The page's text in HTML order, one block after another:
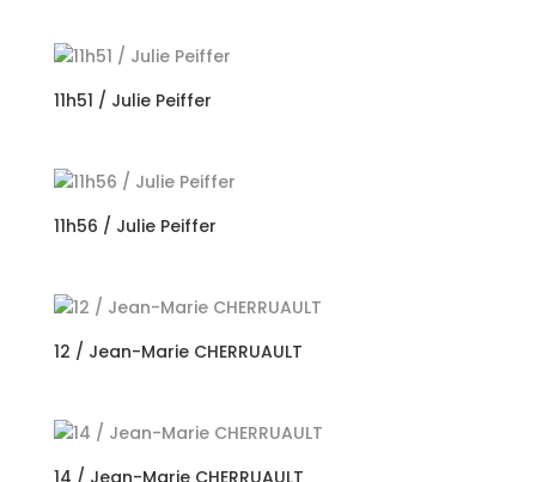
11h51 / Julie Peiffer
11h56 / Julie Peiffer
12 / Jean-Marie CHERRUAULT